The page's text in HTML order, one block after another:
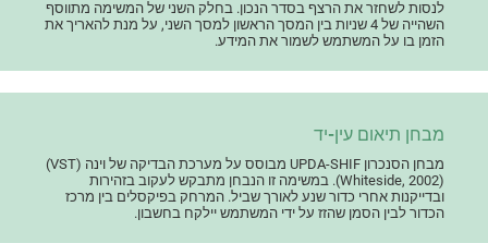
לנסות לשחזר את הרצף בסדר הנכון. בחלק השני של המשימה מתווסף
השהייה של 4 שניות בין המסך הראשון למסך השני, על מנת להאריך את
הזמן בו על המשתמש לשמור את המידע.
מבחן תיאום עין-יד
מבחן הסנכרון UPDA-SHIF מבוסס על מערכת הבדיקה של וינה (VST)
(Whiteside, 2002). במשימה זו הנבחן מתבקש לעקוב בזהירות
ובדייקנות אחרי כדור שנע לאורך שביל. המרחק בפיקסלים בין מרכז
הכדור לבין הסמן שהזז על ידי המשתמש יילקח בחשבון.